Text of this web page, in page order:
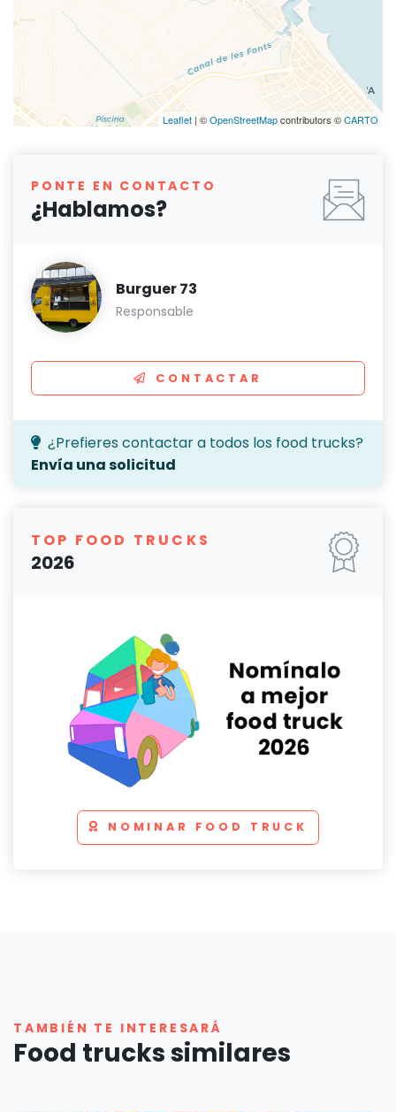
Leaflet | ©OpenStreetMapcontributors ©CARTO
PONTE EN CONTACTO
¿Hablamos?
Burguer 73
Responsable
CONTACTAR
¿Prefieres contactar a todos los food trucks?
Envía una solicitud
TOP FOOD TRUCKS
2026
NOMINAR FOOD TRUCK
TAMBIÉN TE INTERESARÁ
Food trucks similares